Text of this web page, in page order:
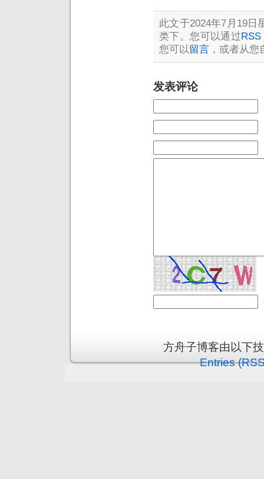
此文于2024年7月19日
类下。您可以通过RSS
您可以留言 ，或者从
发表评论
方舟子博客由以下
Entries